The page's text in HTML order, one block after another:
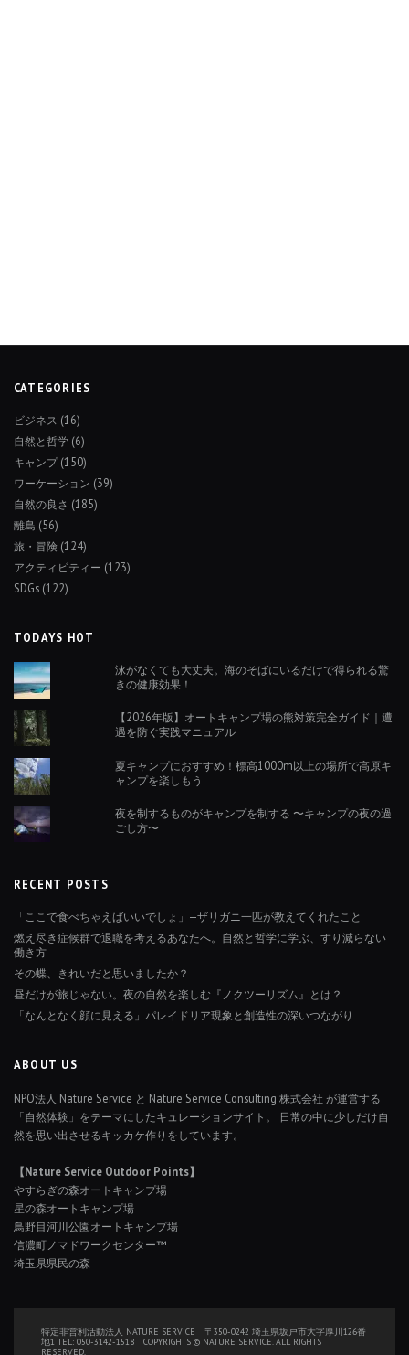
CATEGORIES
ビジネス (16)
自然と哲学 (6)
キャンプ(150)
ワーケーション (39)
自然の良さ (185)
離島 (56)
旅・冒険 (124)
アクティビティー (123)
SDGs (122)
TODAYS HOT
泳がなくても大丈夫。海のそばにいるだけで得られる驚
きの健康効果！
【2026年版】オートキャンプ場の熊対策完全ガイド｜遭
遇を防ぐ実践マニュアル
夏キャンプにおすすめ！標高1000m以上の場所で高原キ
ャンプを楽しもう
夜を制するものがキャンプを制する 〜キャンプの夜の過
ごし方〜
RECENT POSTS
「ここで食べちゃえばいいでしょ」—ザリガニ一匹が教えてくれたこと
燃え尽き症候群で退職を考えるあなたへ。自然と哲学に学ぶ、すり減らない
働き方
その蝶、きれいだと思いましたか？
昼だけが旅じゃない。夜の自然を楽しむ『ノクツーリズム』とは？
「なんとなく顔に見える」パレイドリア現象と創造性の深いつながり
ABOUT US
NPO法人 Nature Service と Nature Service Consulting 株式会社 が運営する
「自然体験」をテーマにしたキュレーションサイト。 日常の中に少しだけ自
然を思い出させるキッカケ作りをしています。
【Nature Service Outdoor Points】
やすらぎの森オートキャンプ場
星の森オートキャンプ場
鳥野目河川公園オートキャンプ場
信濃町ノマドワークセンター™
埼玉県県民の森
特定非営利活動法人 NATURE SERVICE 〒350-0242 埼玉県坂戸市大字厚川126番
地1 TEL: 050-3142-1518 COPYRIGHTS © NATURE SERVICE. ALL RIGHTS
RESERVED.